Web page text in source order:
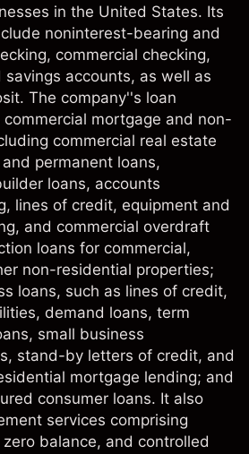
in the United States. Its
noninterest-bearing and
commercial checking,
accounts, as well as
The company''s loan
mortgage and non-
commercial real estate
permanent loans,
loans, accounts
lines of credit, equipment and
and commercial overdraft
loans for commercial,
non-residential properties;
loans, such as lines of credit,
demand loans, term
small business
stand-by letters of credit, and
mortgage lending; and
consumer loans. It also
services comprising
balance, and controlled